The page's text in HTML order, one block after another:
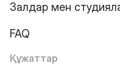
Залдар мен
FAQ
Құжаттар